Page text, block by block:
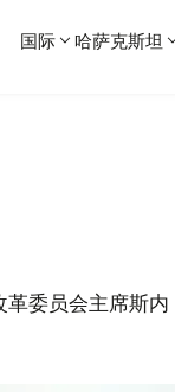
国际 哈萨克斯坦
革委员会主席斯内